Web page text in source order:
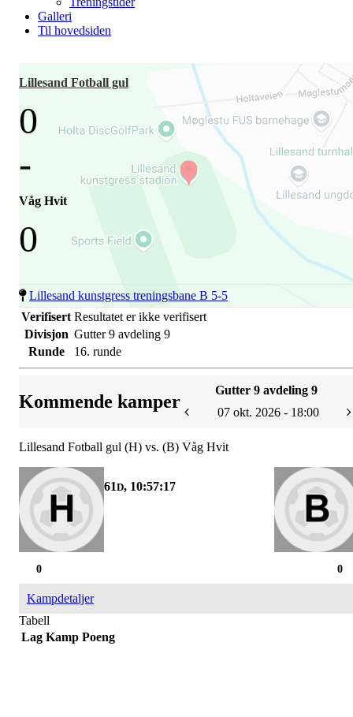
Galleri
Til hovedsiden
Lillesand Fotball gul
0
-
Våg Hvit
0
Lillesand kunstgress treningsbane B 5-5
Verifisert Resultatet er ikke verifisert
Divisjon Gutter 9 avdeling 9
Runde
16. runde
Kommende kamper
Gutter 9 avdeling 9
07 okt. 2026 - 18:00
Lillesand Fotball gul (H) vs. (B) Våg Hvit
61D, 10:57:17
0
0
Kampdetaljer
Tabell
Lag Kamp Poeng